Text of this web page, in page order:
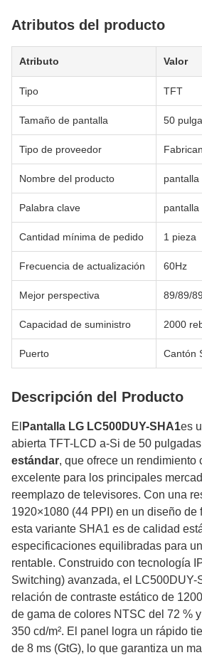
Atributos del producto
Atributo Valor
Tipo TFT
Tamaño de pantalla 50
Tipo de proveedor
Nombre del producto pantalla
Palabra clave pantalla
Cantidad mínima de pedido 1 pieza
Frecuencia de actualización 60Hz
Mejor perspectiva 89/89/
Capacidad de suministro 2000
Puerto Cantón
Descripción del Producto
El Pantalla LG LC500DUY-SHA1es
abierta TFT-LCD a-Si de 50
estándar, que ofrece un rendimiento
excelente para los principales
reemplazo de televisores. Con una
1920×1080 (44 PPI) en un diseño de
esta variante SHA1 es de calidad
especificaciones equilibradas para
rentable. Construido con tecnología
Switching) avanzada, el LC500DUY-
relación de contraste estático de
de gama de colores NTSC del 72 %
350 cd/m². El panel logra un rápido
de 8 ms (GtG), lo que garantiza un